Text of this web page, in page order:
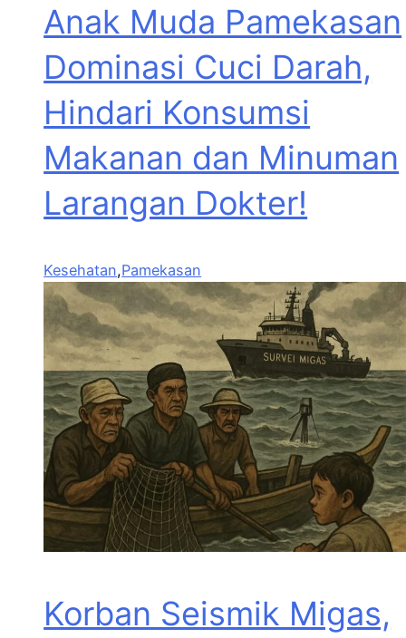
Anak Muda Pamekasan
Dominasi Cuci Darah,
Hindari Konsumsi
Makanan dan Minuman
Larangan Dokter!
Kesehatan,Pamekasan
Korban Seismik Migas,